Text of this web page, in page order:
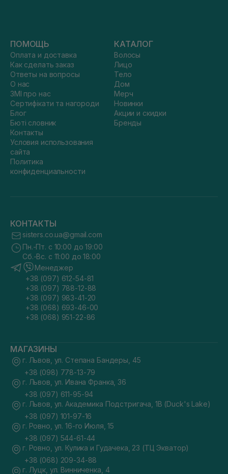
ПОМОЩЬ
Оплата и доставка
Как сделать заказ
Ответы на вопросы
О нас
ЗМІ про нас
Сертифікати та нагороди
Блог
Бюті словник
Контакты
Условия использования
сайта
Политика
конфиденциальности
КАТАЛОГ
Волосы
Лицо
Тело
Дом
Мерч
Новинки
Акции и скидки
Бренды
КОНТАКТЫ
sisters.co.ua@gmail.com
Пн.-Пт. с 10:00 до 19:00
Сб.-Вс. с 11:00 до 18:00
Менеджер
+38 (097) 612-54-81
+38 (097) 788-12-88
+38 (097) 983-41-20
+38 (068) 693-46-00
+38 (068) 951-22-86
МАГАЗИНЫ
г. Львов, ул. Степана Бандеры, 45
+38 (098) 778-13-79
г. Львов, ул. Ивана Франка, 36
+38 (097) 611-95-94
г. Львов, ул. Академика Подстригача, 1В (Duck's Lake)
+38 (097) 101-97-16
г. Ровно, ул. 16-го Июля, 15
+38 (097) 544-61-44
г. Ровно, ул. Кулика и Гудачека, 23 (ТЦ Экватор)
+38 (068) 209-34-88
г. Луцк, ул. Винниченка, 4